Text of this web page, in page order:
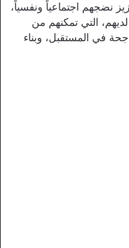
نضجهم اجتماعياً ونفسياً،
التي تمكنهم من
في المستقبل، وبناء